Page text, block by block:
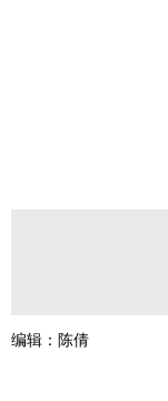
编辑：陈倩